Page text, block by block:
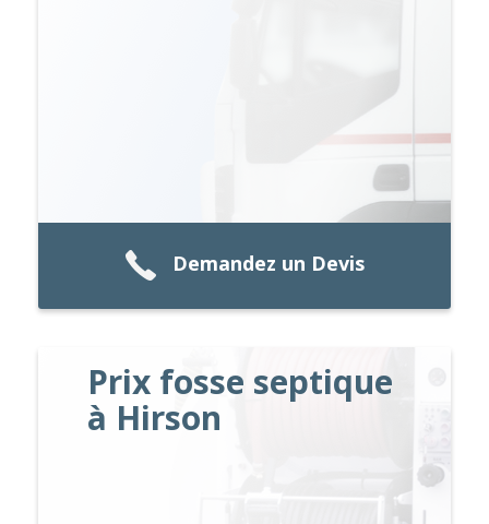
Demandez un Devis
Prix fosse septique
à Hirson